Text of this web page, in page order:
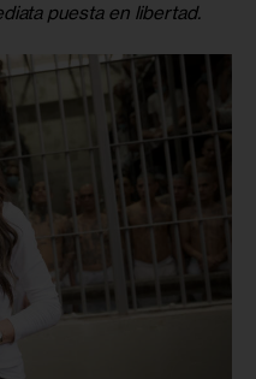
puesta en libertad.